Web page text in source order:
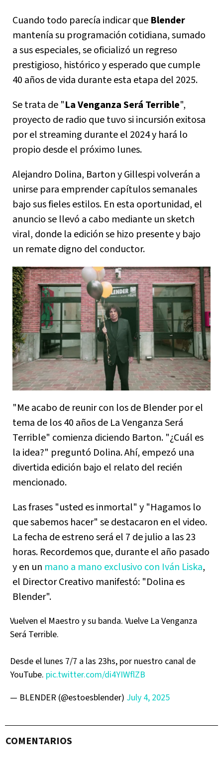
Cuando todo parecía indicar que Blender
mantenía su programación cotidiana, sumado
a sus especiales, se oficializó un regreso
prestigioso, histórico y esperado que cumple
40 años de vida durante esta etapa del 2025.
Se trata de "La Venganza Será Terrible",
proyecto de radio que tuvo si incursión exitosa
por el streaming durante el 2024 y hará lo
propio desde el próximo lunes.
Alejandro Dolina, Barton y Gillespi volverán a
unirse para emprender capítulos semanales
bajo sus fieles estilos. En esta oportunidad, el
anuncio se llevó a cabo mediante un sketch
viral, donde la edición se hizo presente y bajo
un remate digno del conductor.
"Me acabo de reunir con los de Blender por el
tema de los 40 años de La Venganza Será
Terrible" comienza diciendo Barton. "¿Cuál es
la idea?" preguntó Dolina. Ahí, empezó una
divertida edición bajo el relato del recién
mencionado.
Las frases "usted es inmortal" y "Hagamos lo
que sabemos hacer" se destacaron en el video.
La fecha de estreno será el 7 de julio a las 23
horas. Recordemos que, durante el año pasado
y en un mano a mano exclusivo con Iván Liska,
el Director Creativo manifestó: "Dolina es
Blender".
Vuelven el Maestro y su banda. Vuelve La Venganza
Será Terrible.
Desde el lunes 7/7 a las 23hs, por nuestro canal de
YouTube. pic.twitter.com/di4YIWflZB
— BLENDER (@estoesblender) July 4, 2025
COMENTARIOS